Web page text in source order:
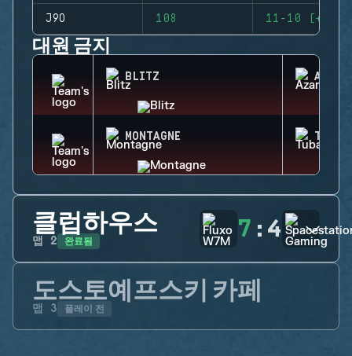
J9O 108 11-10 (+1)
대원 금지
BLITZ AZAMI
MONTAGNE
클럽하우스
맵 2 완료됨 7 : 4
도스토예프스키 카페
맵 3 플레이 전